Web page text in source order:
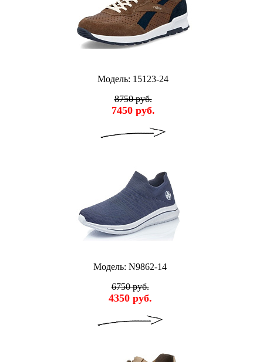
Модель: 15123-24
8750 руб.
7450 руб.
Модель: N9862-14
6750 руб.
4350 руб.